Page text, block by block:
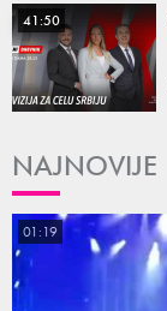
41:50
NAJNOVIJE
01:19